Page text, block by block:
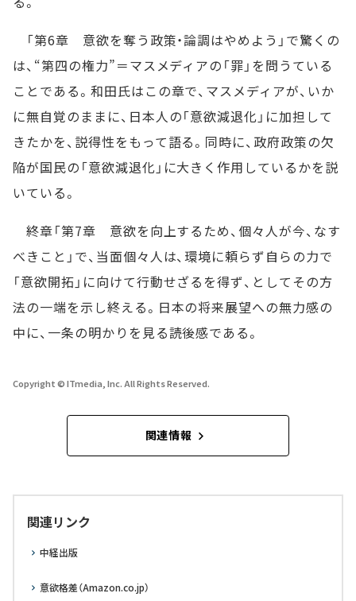
「第6章 意欲を奪う政策・論調はやめよう」で驚くの
は、“第四の権力”＝マスメディアの「罪」を問うている
ことである。和田氏はこの章で、マスメディアが、いか
に無自覚のままに、日本人の「意欲減退化」に加担して
きたかを、説得性をもって語る。同時に、政府政策の欠
陥が国民の「意欲減退化」に大きく作用しているかを説
いている。
終章「第7章 意欲を向上するため、個々人が今、なす
べきこと」で、当面個々人は、環境に頼らず自らの力で
「意欲開拓」に向けて行動せざるを得ず、としてその方
法の一端を示し終える。日本の将来展望への無力感の
中に、一条の明かりを見る読後感である。
Copyright © ITmedia, Inc. All Rights Reserved.
関連情報
関連リンク
中経出版
意欲格差（Amazon.co.jp）